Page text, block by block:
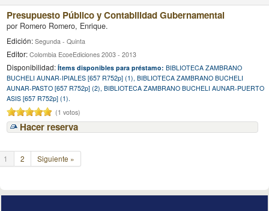
Presupuesto Público y Contabilidad Gubernamental
por Romero Romero, Enrique.
Edición:Segunda - Quinta
Editor:Colombia EcoeEdiciones 2003 - 2013
Disponibilidad:Ítems disponibles para préstamo:BIBLIOTECA ZAMBRANO
BUCHELI AUNAR-IPIALES [657 R752p] (1), BIBLIOTECA ZAMBRANO BUCHELI
AUNAR-PASTO [657 R752p] (2), BIBLIOTECA ZAMBRANO BUCHELI AUNAR-PUERTO
ASIS [657 R752p] (1).
(1 votos)
Hacer reserva
1 2 Siguiente »